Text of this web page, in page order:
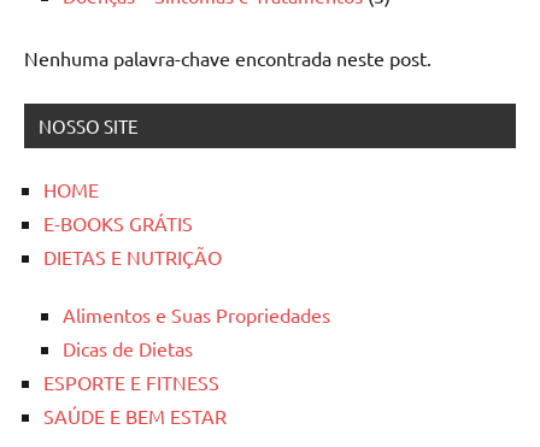
Nenhuma palavra-chave encontrada neste post.
NOSSO SITE
HOME
E-BOOKS GRÁTIS
DIETAS E NUTRIÇÃO
Alimentos e Suas Propriedades
Dicas de Dietas
ESPORTE E FITNESS
SAÚDE E BEM ESTAR